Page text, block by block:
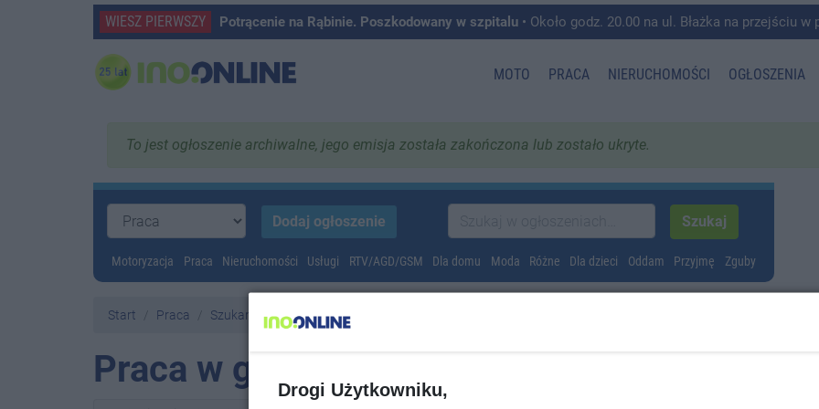
WIESZ PIERWSZY Potrącenie na Rąbinie. Poszkodowany w szpitalu • Około godz. 20.00 na ul. Błażka na przejściu w pobliżu ul. Wojska
MOTO PRACA NIERUCHOMOŚCI OGŁOSZENIA
To jest ogłoszenie archiwalne, jego emisja została zakończona lub zostało ukryte.
Motoryzacja Praca Nieruchomości Usługi RTV/AGD/GSM Dla domu Moda Różne Dla dzieci Oddam Przyjmę Zguby
Start Praca Szukam pracy
Praca w gospodarstwie rolnym
Drogi Użytkowniku,